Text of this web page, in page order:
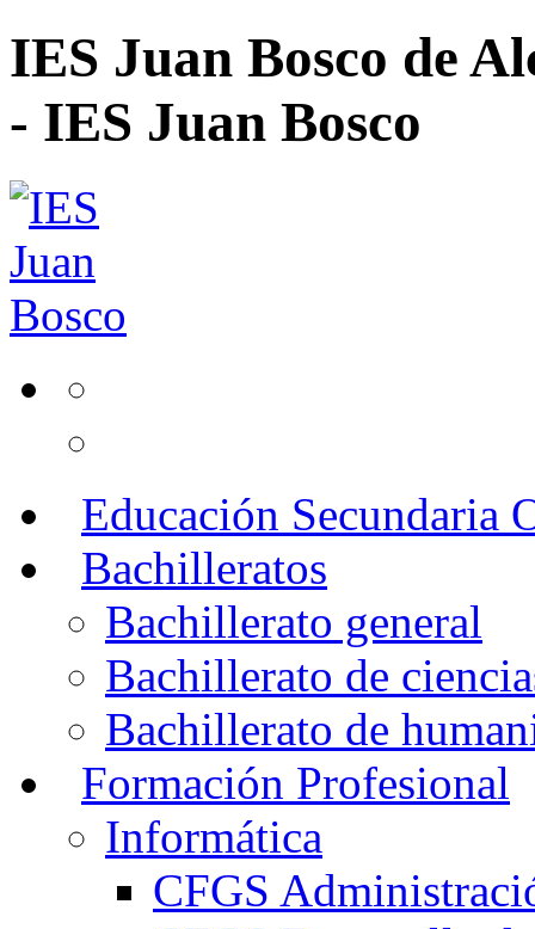
IES Juan Bosco de
- IES Juan Bosco
Educación Secundaria
Bachilleratos
Bachillerato general
Bachillerato de
Bachillerato de
Formación Profesional
Informática
CFGS